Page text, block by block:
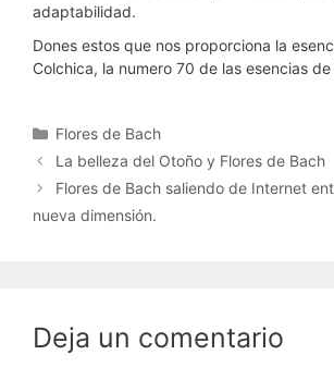
adaptabilidad.
Dones estos que nos proporciona la
Colchica, la numero 70 de las esencias
Categorías
Flores de Bach
La belleza del Otoño y Flores de Bach
Flores de Bach saliendo de Internet
nueva dimensión.
Deja un comentario